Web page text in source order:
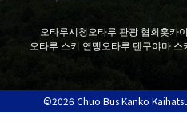
오타루시청오타루 관광 협회홋카
오타루 스키 연맹오타루 텐구야마 스
©2026 Chuo Bus Kanko